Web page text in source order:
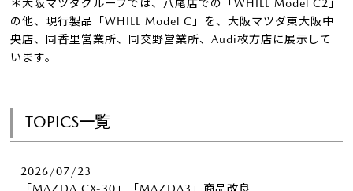
＊大阪マツダグループでは、八尾店での「WHILL Model C2」
の他、現行製品「WHILL Model C」を、大阪マツダ東大阪中
央店、同香里営業所、同交野営業所、Audi枚方店に展示して
います。
TOPICS一覧
2026/07/23
「MAZDA CX-30」「MAZDA3」商品改良